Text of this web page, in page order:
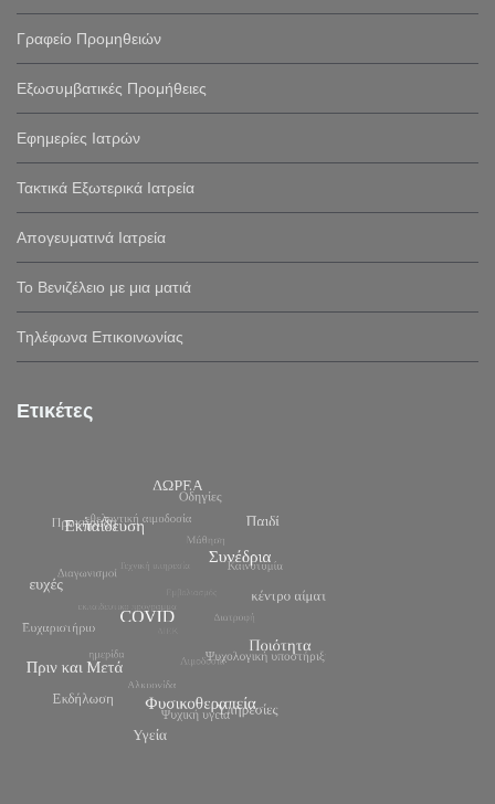
Γραφείο Προμηθειών
Εξωσυμβατικές Προμήθειες
Εφημερίες Ιατρών
Τακτικά Εξωτερικά Ιατρεία
Απογευματινά Ιατρεία
Το Βενιζέλειο με μια ματιά
Τηλέφωνα Επικοινωνίας
Ετικέτες